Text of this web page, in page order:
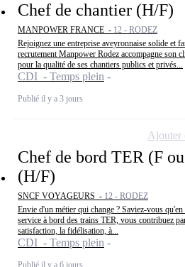
Chef de chantier (H/F)
MANPOWER FRANCE - 12 - RODEZ
Rejoignez une entreprise aveyronnaise solide et
recrutement Manpower Rodez accompagne son
pour la qualité de ses chantiers publics et privés...
CDI - Temps plein
Publié il y a 3 jours
Chef de bord TER (F
(H/F)
SNCF VOYAGEURS - 12 - RODEZ
Envie d'un métier qui change ? Saviez-vous
service à bord des trains TER, vous contribuez
satisfaction, la fidélisation, à...
CDI - Temps plein
Publié il y a 6 jours
Ajouter